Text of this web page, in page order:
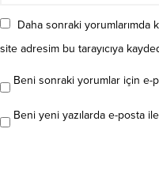
Daha sonraki yorumlarımda
site adresim bu tarayıcıya
Beni sonraki yorumlar için e-
Beni yeni yazılarda e-posta